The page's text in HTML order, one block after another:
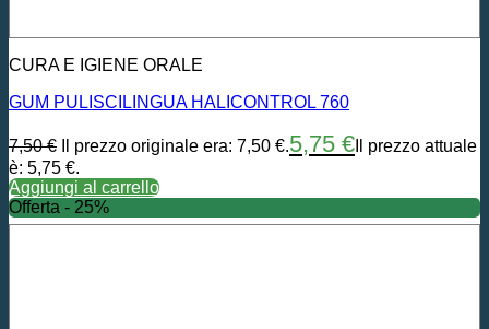
CURA E IGIENE ORALE
GUM PULISCILINGUA HALICONTROL 760
7,50€ Il prezzo originale era: 7,50 €.5,75 € Il prezzo attuale
è: 5,75 €.
Aggiungi al carrello
Offerta - 25%